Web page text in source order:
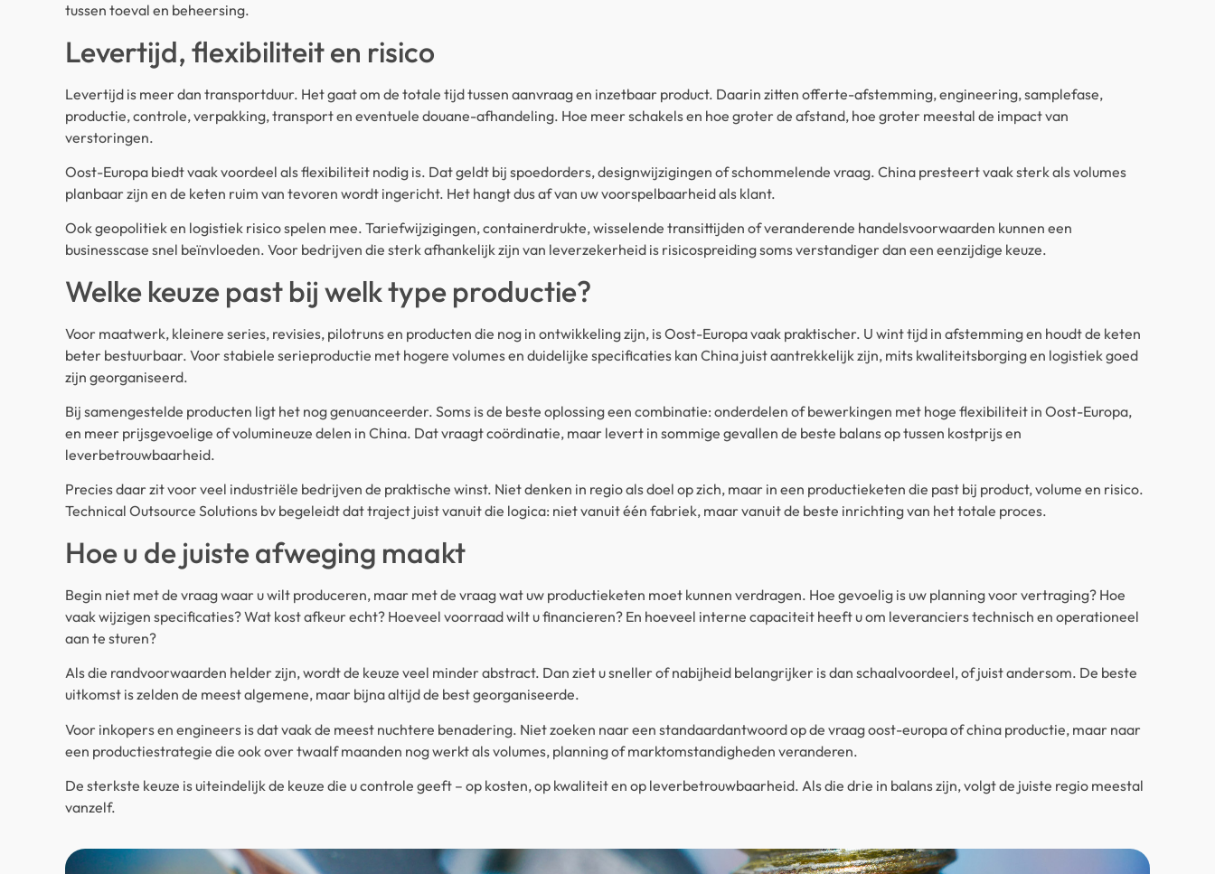
tussen toeval en beheersing.
Levertijd, flexibiliteit en risico
Levertijd is meer dan transportduur. Het gaat om de totale tijd tussen aanvraag en inzetbaar product. Daarin zitten offerte-afstemming, engineering, samplefase,
productie, controle, verpakking, transport en eventuele douane-afhandeling. Hoe meer schakels en hoe groter de afstand, hoe groter meestal de impact van
verstoringen.
Oost-Europa biedt vaak voordeel als flexibiliteit nodig is. Dat geldt bij spoedorders, designwijzigingen of schommelende vraag. China presteert vaak sterk als volumes
planbaar zijn en de keten ruim van tevoren wordt ingericht. Het hangt dus af van uw voorspelbaarheid als klant.
Ook geopolitiek en logistiek risico spelen mee. Tariefwijzigingen, containerdrukte, wisselende transittijden of veranderende handelsvoorwaarden kunnen een
businesscase snel beïnvloeden. Voor bedrijven die sterk afhankelijk zijn van leverzekerheid is risicospreiding soms verstandiger dan een eenzijdige keuze.
Welke keuze past bij welk type productie?
Voor maatwerk, kleinere series, revisies, pilotruns en producten die nog in ontwikkeling zijn, is Oost-Europa vaak praktischer. U wint tijd in afstemming en houdt de keten
beter bestuurbaar. Voor stabiele serieproductie met hogere volumes en duidelijke specificaties kan China juist aantrekkelijk zijn, mits kwaliteitsborging en logistiek goed
zijn georganiseerd.
Bij samengestelde producten ligt het nog genuanceerder. Soms is de beste oplossing een combinatie: onderdelen of bewerkingen met hoge flexibiliteit in Oost-Europa,
en meer prijsgevoelige of volumineuze delen in China. Dat vraagt coördinatie, maar levert in sommige gevallen de beste balans op tussen kostprijs en
leverbetrouwbaarheid.
Precies daar zit voor veel industriële bedrijven de praktische winst. Niet denken in regio als doel op zich, maar in een productieketen die past bij product, volume en risico.
Technical Outsource Solutions bv begeleidt dat traject juist vanuit die logica: niet vanuit één fabriek, maar vanuit de beste inrichting van het totale proces.
Hoe u de juiste afweging maakt
Begin niet met de vraag waar u wilt produceren, maar met de vraag wat uw productieketen moet kunnen verdragen. Hoe gevoelig is uw planning voor vertraging? Hoe
vaak wijzigen specificaties? Wat kost afkeur echt? Hoeveel voorraad wilt u financieren? En hoeveel interne capaciteit heeft u om leveranciers technisch en operationeel
aan te sturen?
Als die randvoorwaarden helder zijn, wordt de keuze veel minder abstract. Dan ziet u sneller of nabijheid belangrijker is dan schaalvoordeel, of juist andersom. De beste
uitkomst is zelden de meest algemene, maar bijna altijd de best georganiseerde.
Voor inkopers en engineers is dat vaak de meest nuchtere benadering. Niet zoeken naar een standaardantwoord op de vraag oost-europa of china productie, maar naar
een productiestrategie die ook over twaalf maanden nog werkt als volumes, planning of marktomstandigheden veranderen.
De sterkste keuze is uiteindelijk de keuze die u controle geeft – op kosten, op kwaliteit en op leverbetrouwbaarheid. Als die drie in balans zijn, volgt de juiste regio meestal
vanzelf.